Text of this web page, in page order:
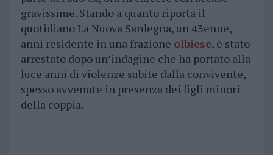
gravissime. Stando a quanto riporta il
quotidiano La Nuova Sardegna, un 43enne,
anni residente in una frazione olbiese, è stato
arrestato dopo un’indagine che ha portato alla
luce anni di violenze subite dalla convivente,
spesso avvenute in presenza dei figli minori
della coppia.